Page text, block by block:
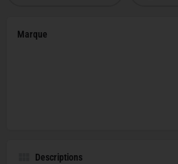
Marque
Descriptions